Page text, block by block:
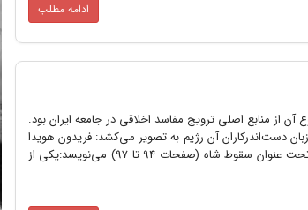
ادامه مطلب
از منابع اصلی ترویج مفاسد اخلاقی در جامعه ایران بود.
دست‌اندرکاران آن رژیم به تصویر می‌کشد: فریدون هویدا
ـ برادر امیرعباس هویدا ـ سفیر شاه در سازمان ملل در کتاب خاطرات خود تحت عنوان سقوط شاه (صفحات 94 تا 97) می‌نویسد:یکی از